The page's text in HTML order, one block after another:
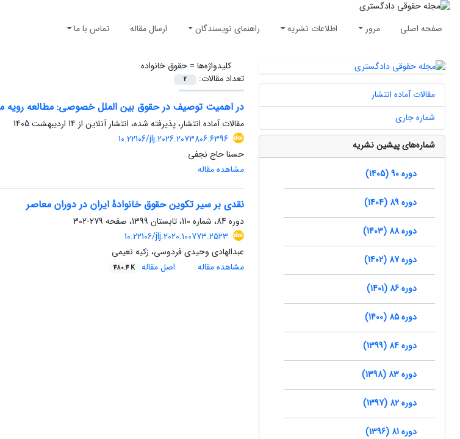
صفحه اصلی مرور اطلاعات نشریه راهنمای نویسندگان ارسال مقاله تماس با ما
کلیدواژه‌ها =حقوق خانواده
تعداد مقالات:
2
در اهمیت توصیف در حقوق بین الملل خصوصی: مطالعه رویه
مقالات آماده انتشار، پذیرفته شده، انتشار آنلاین از 14 اردیبهشت 1405
10.22106/jlj.2026.2073806.6396
حسنا حاج نجفی
مشاهده مقاله
نقدی بر سیر تکوین حقوق خانوادۀ ایران در دوران معاصر
دوره 84، شماره 110، تابستان 1399، صفحه
279-302
10.22106/jlj.2020.100773.2523
عبدالهادی وحیدی فردوسی، زکیه نعیمی
مشاهده مقاله
اصل مقاله 480.4 K
مقالات آماده انتشار
شماره جاری
شماره‌های پیشین نشریه
دوره 90 (1405)
دوره 89 (1404)
دوره 88 (1403)
دوره 87 (1402)
دوره 86 (1401)
دوره 85 (1400)
دوره 84 (1399)
دوره 83 (1398)
دوره 82 (1397)
دوره 81 (1396)